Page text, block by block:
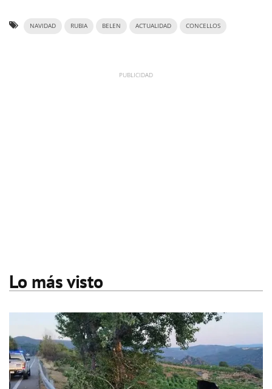
NAVIDAD RUBIA BELEN ACTUALIDAD CONCELLOS
Lo más visto